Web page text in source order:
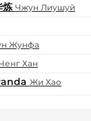
炼 Чжун Лиушуй
Жунфа
Хан
Жи Хао